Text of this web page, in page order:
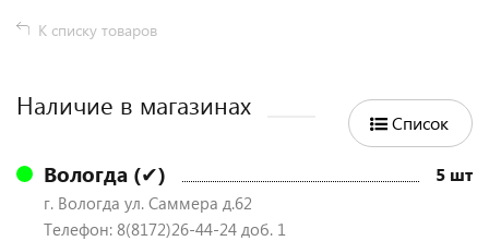
К списку товаров
Наличие в магазинах
Список
Вологда (✔) 5 шт
г. Вологда ул. Саммера д.62
Телефон: 8(8172)26-44-24 доб. 1